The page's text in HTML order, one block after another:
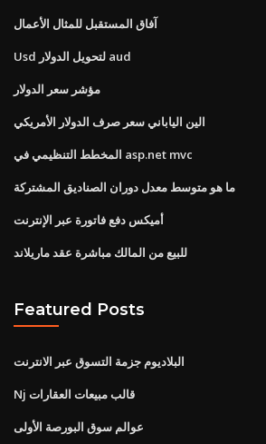
آفاق المستقبل للمثال الأعمال
Usd لتحويل الدولار aud
مؤشر سعر الدولار
الين الياباني سعر صرف الدولار الأمريكي
المخطط التنظيمي في asp.net mvc
ما هو متوسط ​​معدل دوران الصناديق المشتركة
أميكس دفع فاتورة عبر الإنترنت
للبيع من المالك مباشرة عقد ماريلاند
Featured Posts
البلاديوم جزمة التسوق عبر الانترنت
Nj قالب مبيعات العقارات
عوالم سوق البورصة الأولى